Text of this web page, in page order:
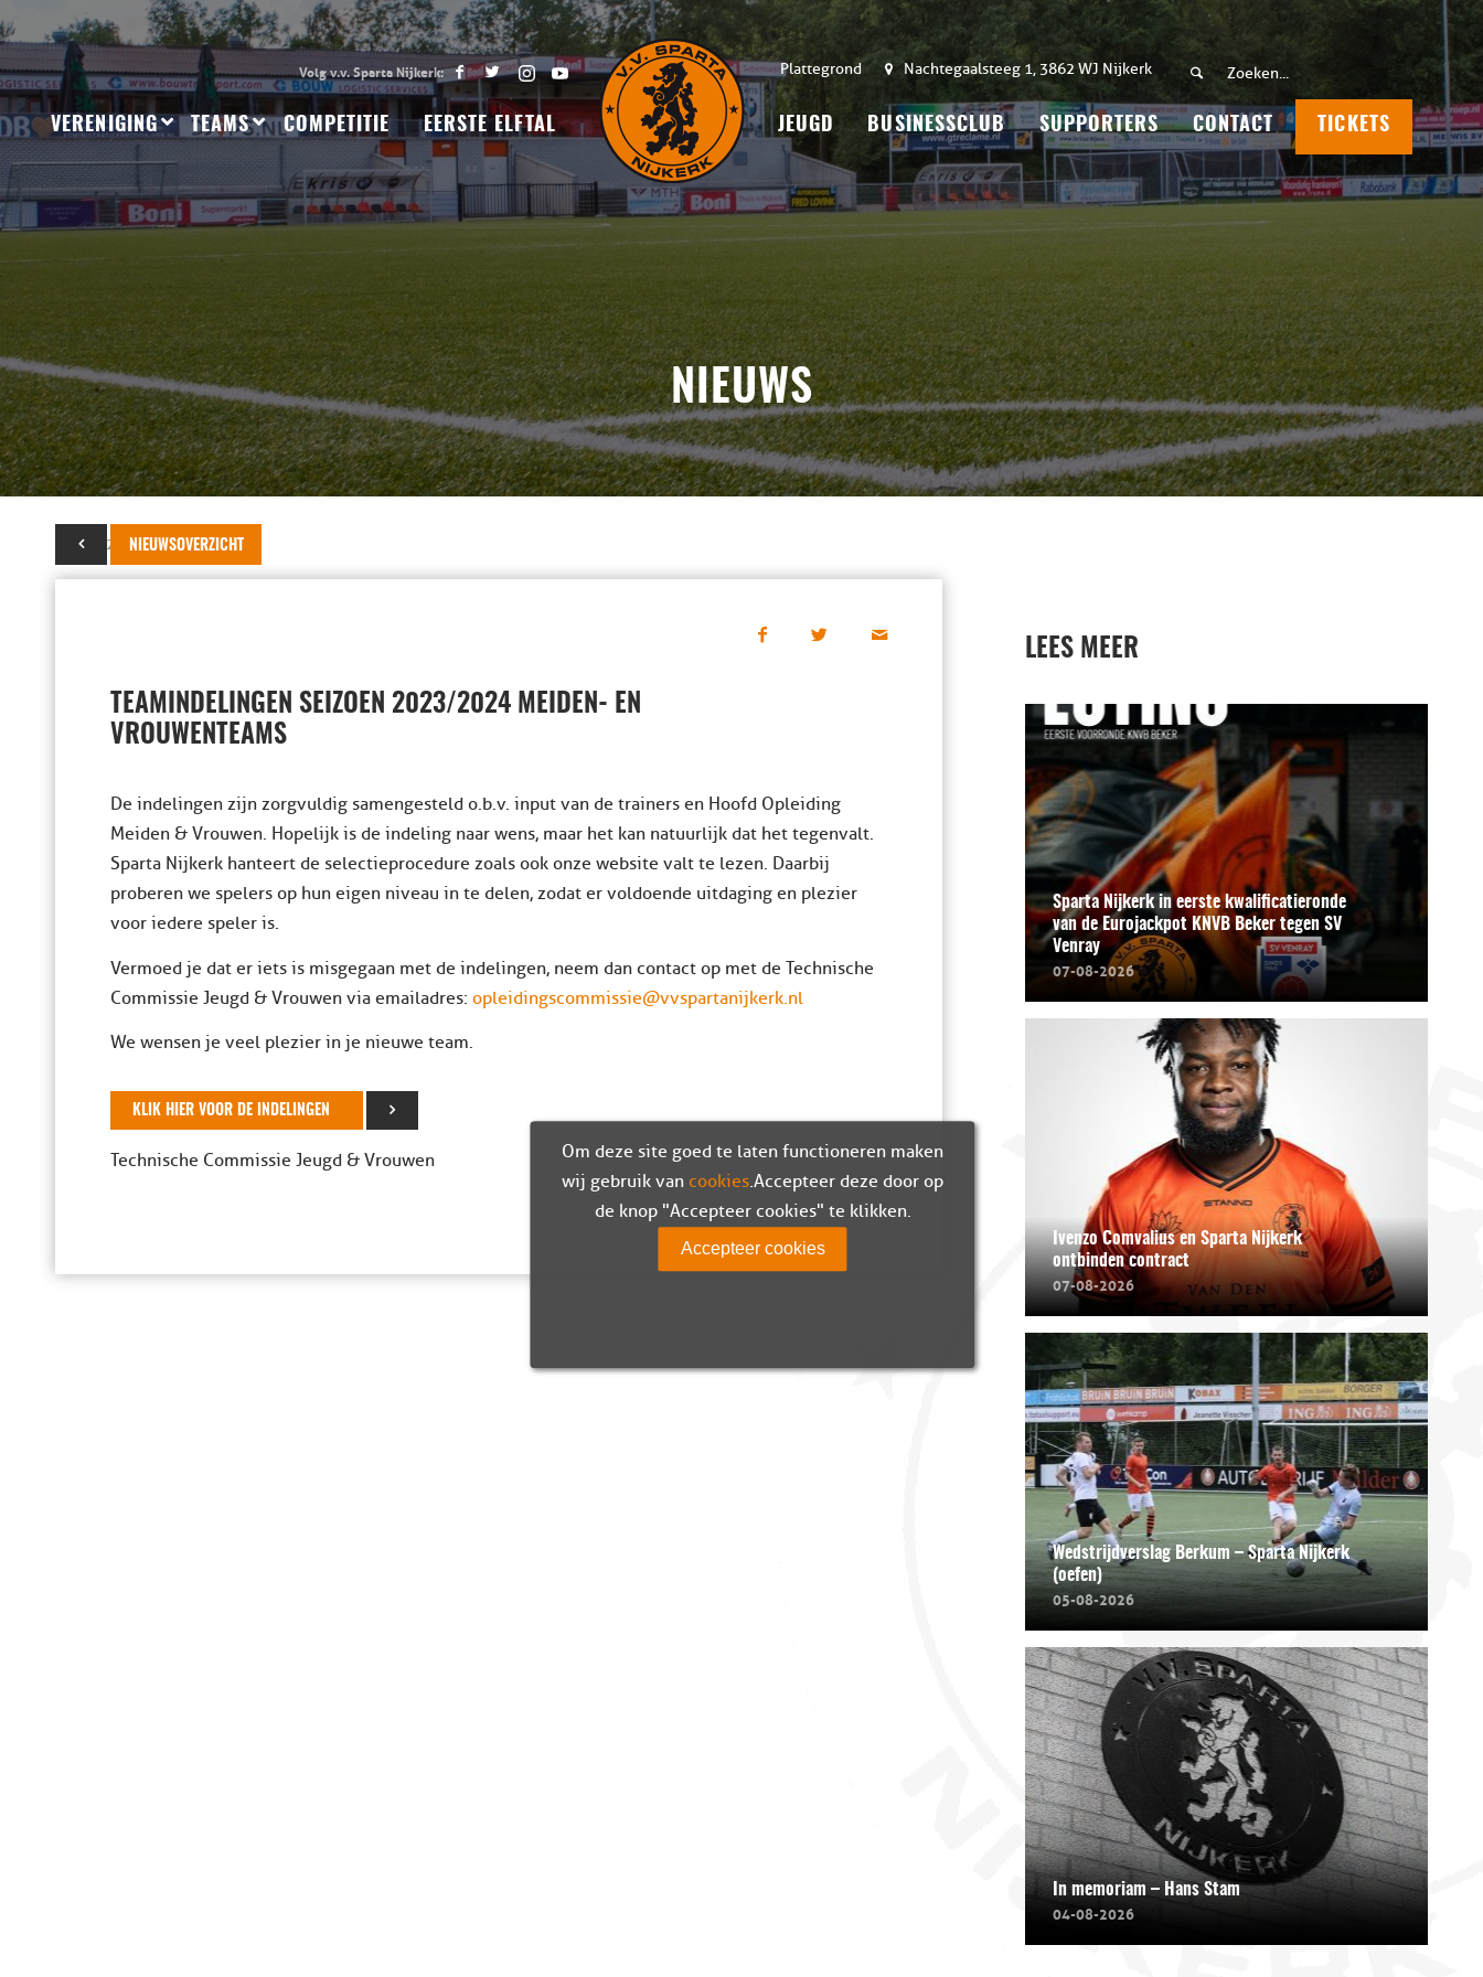
Plattegrond Nachtegaalsteeg 1, 3862 WJ Nijkerk
VERENIGING TEAMS COMPETITIE EERSTE ELFTAL JEUGD BUSINESSCLUB SUPPORTERS CONTACT TICKETS
NIEUWS
NIEUWSOVERZICHT
01 juni 2023
TEAMINDELINGEN SEIZOEN 2023/2024 MEIDEN- EN
VROUWENTEAMS
De indelingen zijn zorgvuldig samengesteld o.b.v. input van de trainers en Hoofd Opleiding
Meiden & Vrouwen. Hopelijk is de indeling naar wens, maar het kan natuurlijk dat het tegenvalt.
Sparta Nijkerk hanteert de selectieprocedure zoals ook onze website valt te lezen. Daarbij
proberen we spelers op hun eigen niveau in te delen, zodat er voldoende uitdaging en plezier
voor iedere speler is.
Vermoed je dat er iets is misgegaan met de indelingen, neem dan contact op met de Technische
Commissie Jeugd & Vrouwen via emailadres: opleidingscommissie@vvspartanijkerk.nl
We wensen je veel plezier in je nieuwe team.
KLIK HIER VOOR DE INDELINGEN
Technische Commissie Jeugd & Vrouwen
LEES MEER
Sparta Nijkerk in eerste kwalificatieronde
van de Eurojackpot KNVB Beker tegen SV
Venray
07-08-2026
Ivenzo Comvalius en Sparta Nijkerk
ontbinden contract
07-08-2026
Wedstrijdverslag Berkum – Sparta Nijkerk
(oefen)
05-08-2026
In memoriam – Hans Stam
04-08-2026
Om deze site goed te laten functioneren maken
wij gebruik van cookies. Accepteer deze door op
de knop "Accepteer cookies" te klikken.
Accepteer cookies